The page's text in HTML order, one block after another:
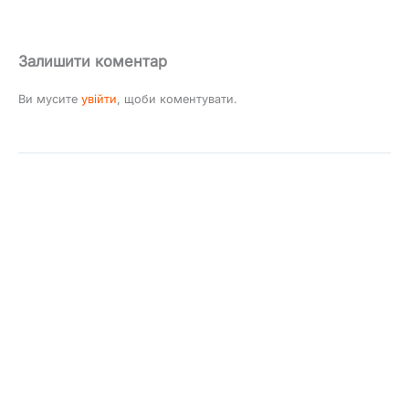
Залишити коментар
Ви мусите увійти, щоби коментувати.